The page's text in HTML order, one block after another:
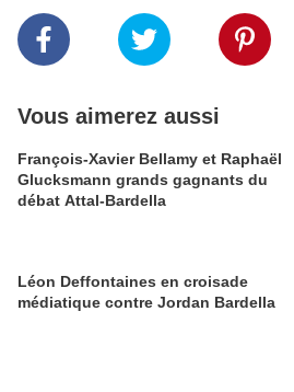
Vous aimerez aussi
François-Xavier Bellamy et Raphaël
Glucksmann grands gagnants du
débat Attal-Bardella
Léon Deffontaines en croisade
médiatique contre Jordan Bardella